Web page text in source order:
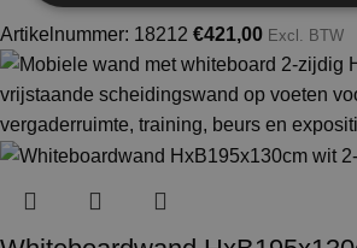
Artikelnummer: 18212 €421,00 Excl. BTW